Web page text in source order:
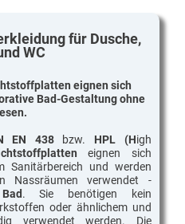
für Dusche,
WC
eignen sich
Bad-Gestaltung ohne
EN 438bzw. HPL (High
eignen sich
und werden
Nassräumen verwendet -
. Sie benötigen kein
oder ähnlichem und
verwendet werden. Die